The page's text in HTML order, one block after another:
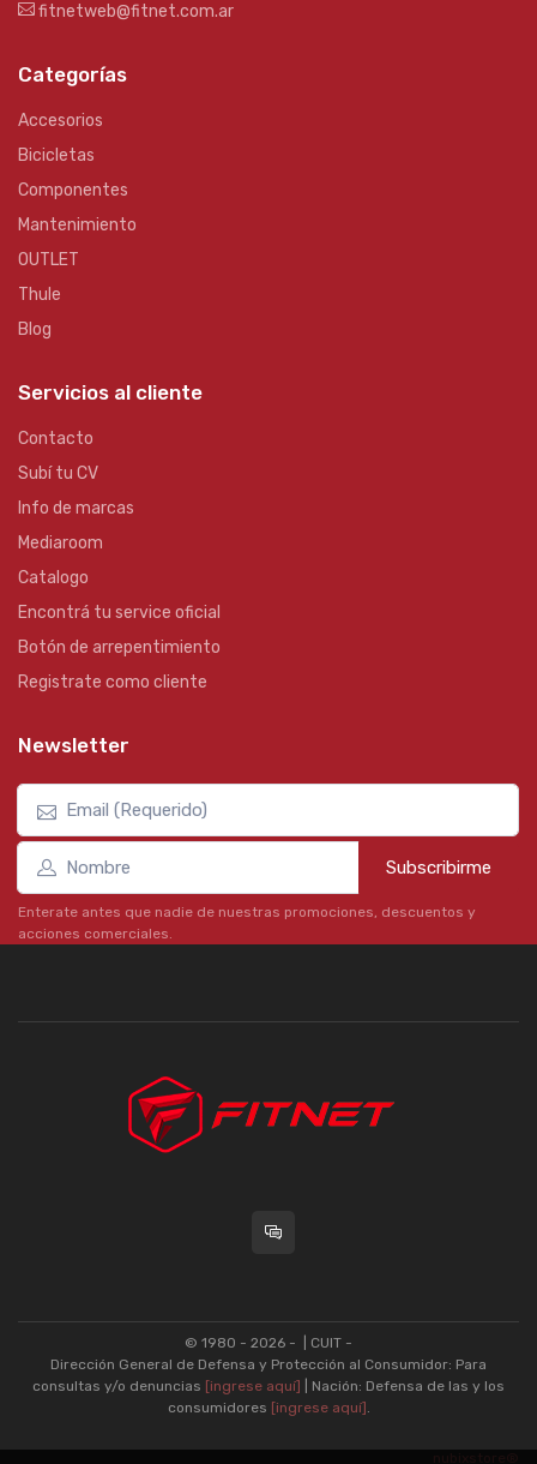
fitnetweb@fitnet.com.ar
Categorías
Accesorios
Bicicletas
Componentes
Mantenimiento
OUTLET
Thule
Blog
Servicios al cliente
Contacto
Subí tu CV
Info de marcas
Mediaroom
Catalogo
Encontrá tu service oficial
Botón de arrepentimiento
Registrate como cliente
Newsletter
Subscribirme
Enterate antes que nadie de nuestras promociones, descuentos y
acciones comerciales.
© 1980 - 2026 -
| CUIT -
Dirección General de Defensa y Protección al Consumidor: Para
consultas y/o denuncias [ingrese aquí]
| Nación: Defensa de las y los
consumidores [ingrese aquí] .